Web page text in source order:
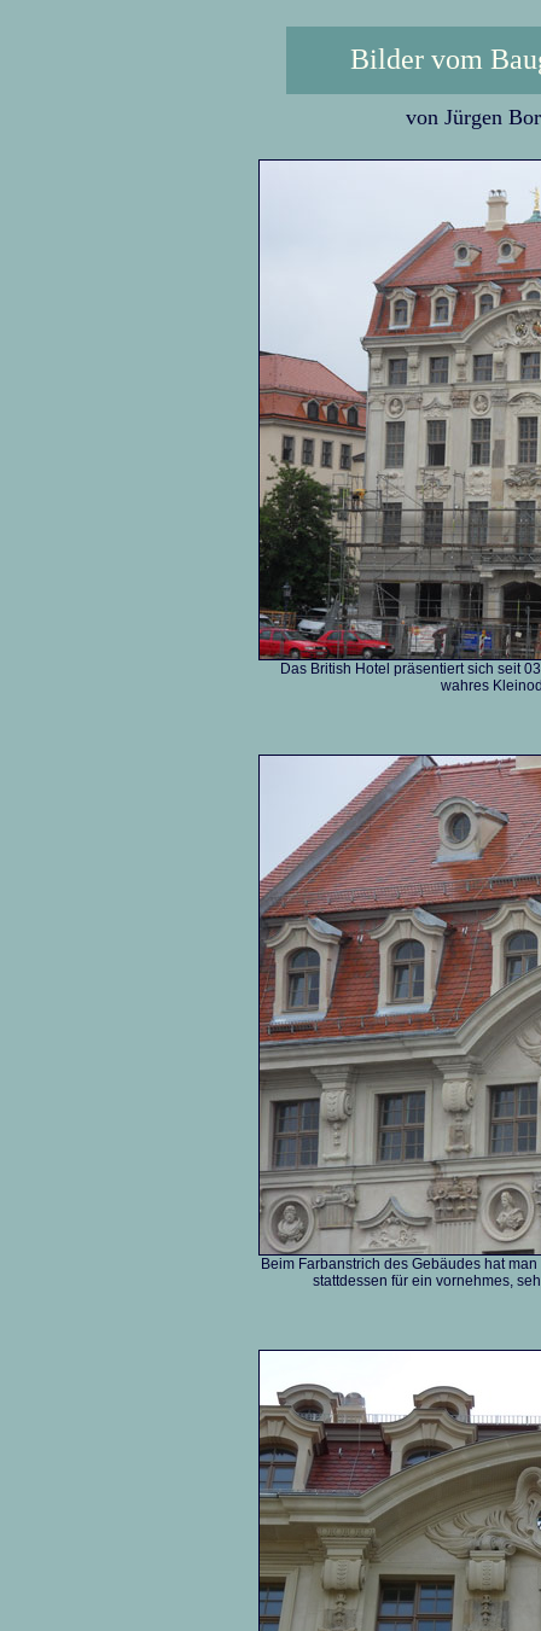
Bilder vom
von Jürgen
Das British Hotel präsentiert sich seit
wahres
Beim Farbanstrich des Gebäudes hat
stattdessen für ein vornehmes,